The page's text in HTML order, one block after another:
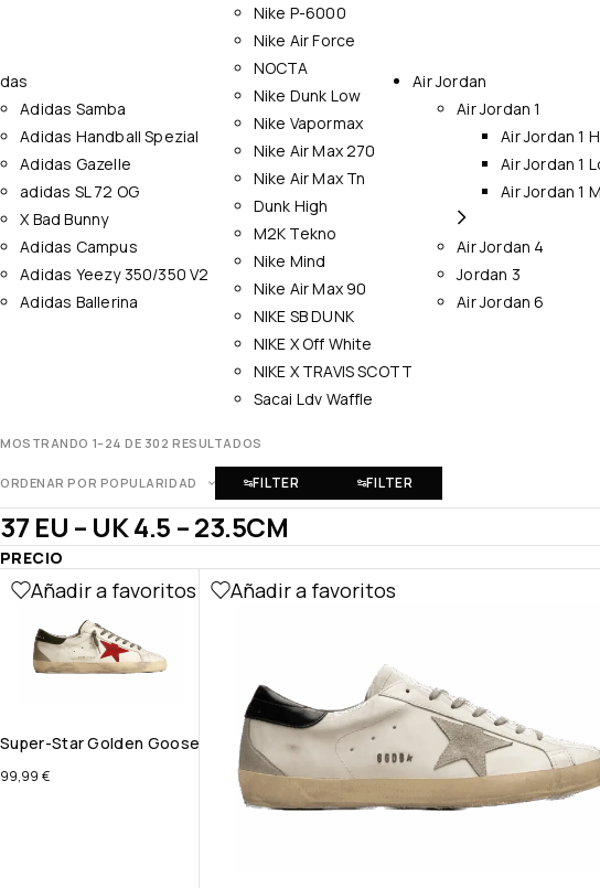
Adidas Samba
Adidas Handball Spezial
Adidas Gazelle
adidas SL 72 OG
X Bad Bunny
Adidas Campus
Adidas Yeezy 350/350 V2
Adidas Ballerina
Nike P-6000
Nike Air Force
NOCTA
Nike Dunk Low
Nike Vapormax
Nike Air Max 270
Nike Air Max Tn
Dunk High
M2K Tekno
Nike Mind
Nike Air Max 90
NIKE SB DUNK
NIKE X Off White
NIKE X TRAVIS SCOTT
Sacai Ldv Waffle
Air Jordan
Air Jordan 1
Air Jordan 1
Air Jordan 1
Air Jordan 1
Air Jordan 4
Jordan 3
Air Jordan 6
MOSTRANDO 1–24 DE 302 RESULTADOS
ORDENAR POR POPULARIDAD FILTER FILTER
37 EU – UK 4.5 – 23.5CM
PRECIO
Añadir a favoritos
Super-Star Golden Goose
99,99 €
Añadir a favoritos